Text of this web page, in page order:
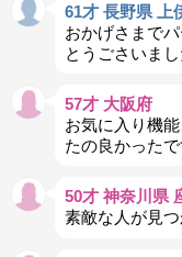
61才 長野県 上
おかげさまで
とうごさいまし
57才 大阪府
お気に入り機
たの良かった
50才 神奈川県
素敵な人が見